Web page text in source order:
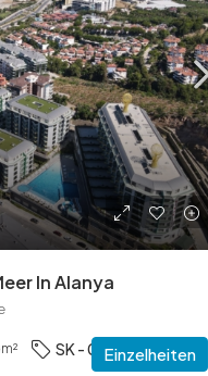
In Alanya
m² SK - 001Einzelheiten